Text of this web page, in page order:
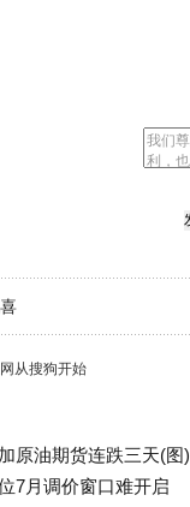
从搜狗开始
原油期货连跌三天(图)
7月调价窗口难开启